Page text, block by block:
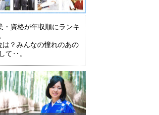
・資格が年収順にランキ
？みんなの憧れのあの
て‥。